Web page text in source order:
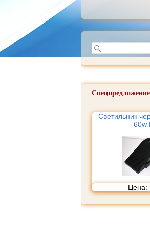
Спецпредложение
Светильник
60w
Цена: